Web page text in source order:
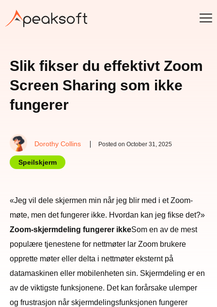
Slik fikser du effektivt Zoom
Screen Sharing som ikke
fungerer
Dorothy Collins Posted on October 31, 2025
Speilskjerm
«Jeg vil dele skjermen min når jeg blir med i et Zoom-
møte, men det fungerer ikke. Hvordan kan jeg fikse det?»
Zoom-skjermdeling fungerer ikkeSom en av de mest
populære tjenestene for nettmøter lar Zoom brukere
opprette møter eller delta i nettmøter eksternt på
datamaskinen eller mobilenheten sin. Skjermdeling er en
av de viktigste funksjonene. Det kan forårsake ulemper
og frustrasjon når skjermdelingsfunksjonen fungerer